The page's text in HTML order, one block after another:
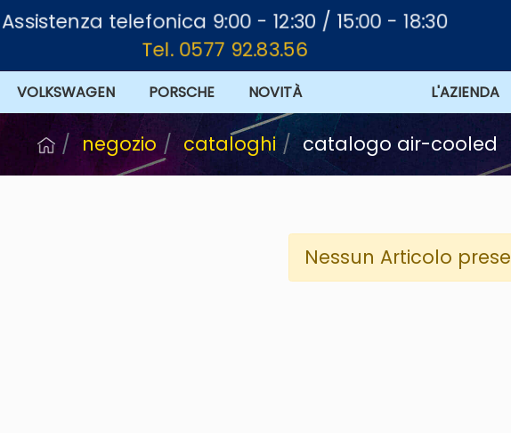
Assistenza telefonica 9:00 - 12:30 / 15:00 - 18:30
Tel. 0577 92.83.56
VOLKSWAGEN PORSCHE NOVITÀ L'AZIENDA
negozio cataloghi catalogo air-cooled
Nessun Articolo